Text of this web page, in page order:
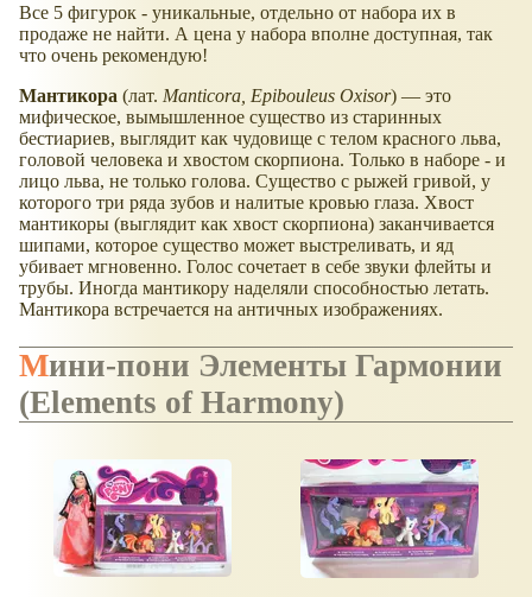
Все 5 фигурок - уникальные, отдельно от набора их в
продаже не найти. А цена у набора вполне доступная, так
что очень рекомендую!
Мантикора (лат. Manticora, Epibouleus Oxisor) — это
мифическое, вымышленное существо из старинных
бестиариев, выглядит как чудовище с телом красного льва,
головой человека и хвостом скорпиона. Только в наборе - и
лицо льва, не только голова. Существо с рыжей гривой, у
которого три ряда зубов и налитые кровью глаза. Хвост
мантикоры (выглядит как хвост скорпиона) заканчивается
шипами, которое существо может выстреливать, и яд
убивает мгновенно. Голос сочетает в себе звуки флейты и
трубы. Иногда мантикору наделяли способностью летать.
Мантикора встречается на античных изображениях.
Мини-пони Элементы Гармонии
(Elements of Harmony)